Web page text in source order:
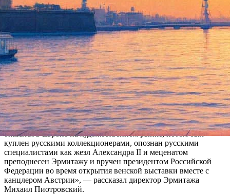
Традиционная эрмитажная выставка-представление новых
даров открылась в Гербовом зале Зимнего дворца. На ней
можно увидеть два экспоната: фельдмаршальский жезл
императора Александра II, переданный музею Владимиром
Путиным, и фирман (указ) османского султана Селима III
(1789-1807) — дар Фонда Эрмитаж (Великобритания).
Жезл — шедевр ювелирного искусства, изготовленный
фирмой Кейбеля в 1878 году, отмечают в Эрмитаже. «У этого
жезла потрясающая история: он принадлежал генерал-
фельдмаршалу Гурко, тому самому, при котором дошли почти
до Константинополя, потом — одному из последних
генералов-фельдмаршалов русской армии Николаю I
Черногорскому. Затем в ходе разных политических перипетий
оказался в Европе на художественном рынке, потом был
куплен русскими коллекционерами, опознан русскими
специалистами как жезл Александра II и меценатом
преподнесен Эрмитажу и вручен президентом Российской
Федерации во время открытия венской выставки вместе с
канцлером Австрии», — рассказал директор Эрмитажа
Михаил Пиотровский.